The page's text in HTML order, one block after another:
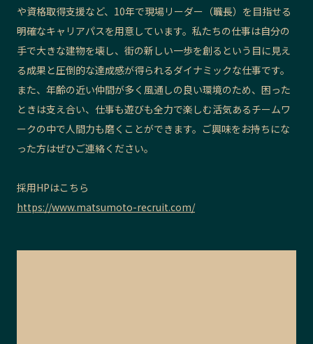
や資格取得支援など、10年で現場リーダー（職長）を目指せる
明確なキャリアパスを用意しています。私たちの仕事は自分の
手で大きな建物を壊し、街の新しい一歩を創るという目に見え
る成果と圧倒的な達成感が得られるダイナミックな仕事です。
また、年齢の近い仲間が多く風通しの良い環境のため、困った
ときは支え合い、仕事も遊びも全力で楽しむ活気あるチームワ
ークの中で人間力も磨くことができます。ご興味をお持ちにな
った方はぜひご連絡ください。
採用HPはこちら
https://www.matsumoto-recruit.com/